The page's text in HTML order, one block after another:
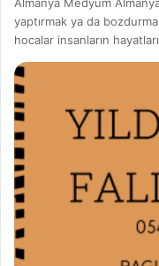
yaptırmak ya da
hocalar insanların